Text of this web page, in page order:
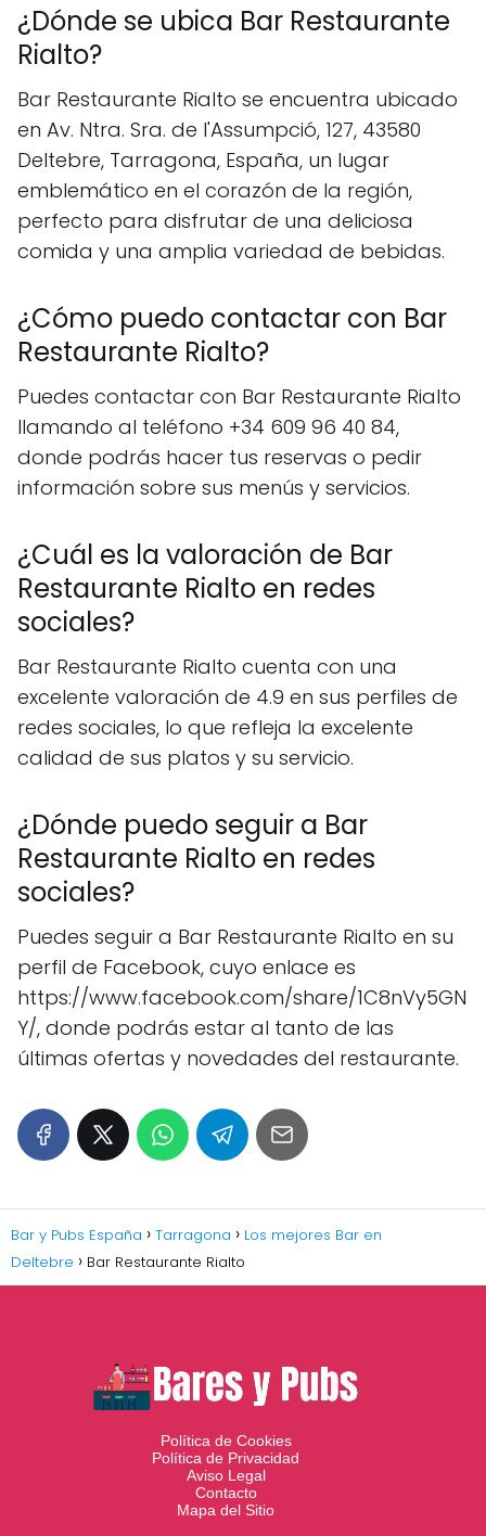
¿Dónde se ubica Bar Restaurante
Rialto?
Bar Restaurante Rialto se encuentra ubicado
en Av. Ntra. Sra. de l'Assumpció, 127, 43580
Deltebre, Tarragona, España, un lugar
emblemático en el corazón de la región,
perfecto para disfrutar de una deliciosa
comida y una amplia variedad de bebidas.
¿Cómo puedo contactar con Bar
Restaurante Rialto?
Puedes contactar con Bar Restaurante Rialto
llamando al teléfono +34 609 96 40 84,
donde podrás hacer tus reservas o pedir
información sobre sus menús y servicios.
¿Cuál es la valoración de Bar
Restaurante Rialto en redes
sociales?
Bar Restaurante Rialto cuenta con una
excelente valoración de 4.9 en sus perfiles de
redes sociales, lo que refleja la excelente
calidad de sus platos y su servicio.
¿Dónde puedo seguir a Bar
Restaurante Rialto en redes
sociales?
Puedes seguir a Bar Restaurante Rialto en su
perfil de Facebook, cuyo enlace es
https://www.facebook.com/share/1C8nVy5GN
Y/, donde podrás estar al tanto de las
últimas ofertas y novedades del restaurante.
Bar y Pubs España Tarragona
Los mejores Bar en
Deltebre
Bar Restaurante Rialto
Política de Cookies
Política de Privacidad
Aviso Legal
Contacto
Mapa del Sitio